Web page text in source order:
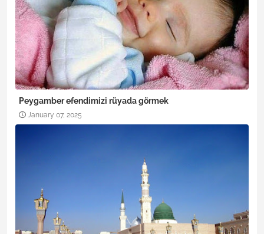
Peygamber efendimizi rüyada görmek
January 07, 2025